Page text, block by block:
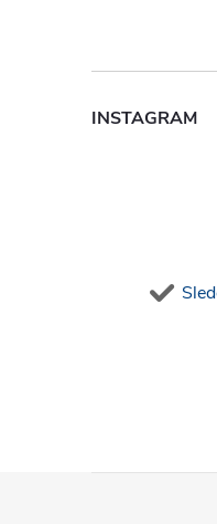
INSTAGRAM